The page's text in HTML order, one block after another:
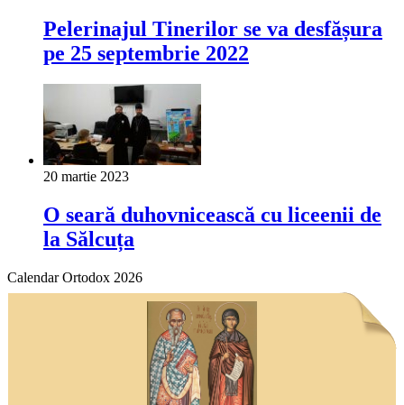
Pelerinajul Tinerilor se va desfășura
pe 25 septembrie 2022
20 martie 2023
O seară duhovnicească cu liceenii de
la Sălcuța
Calendar Ortodox 2026